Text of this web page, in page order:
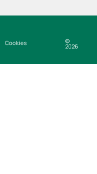
©
2026
Cookies